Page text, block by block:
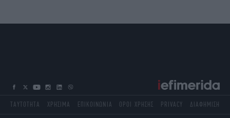
ΤΑΥΤΟΤΗΤΑ ΧΡΗΣΙΜΑ ΕΠΙΚΟΙΝΩΝΙΑ ΟΡΟΙ ΧΡΗΣΗΣ PRIVACY ΔΙΑΦΗΜΙΣΗ